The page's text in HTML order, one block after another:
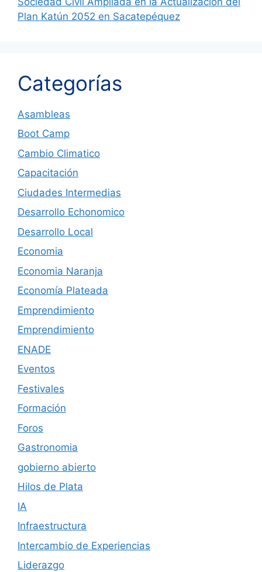
Plan Katún 2052 en Sacatepéquez
Categorías
Asambleas
Boot Camp
Cambio Climatico
Capacitación
Ciudades Intermedias
Desarrollo Echonomico
Desarrollo Local
Economia
Economia Naranja
Economía Plateada
Emprendimiento
Emprendimiento
ENADE
Eventos
Festivales
Formación
Foros
Gastronomia
gobierno abierto
Hilos de Plata
IA
Infraestructura
Intercambio de Experiencias
Liderazgo